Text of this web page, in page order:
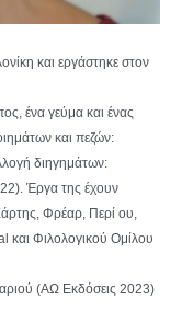
και εργάστηκε στον
ένα γεύμα και ένας
και πεζών:
διηγημάτων:
Έργα της έχουν
Φρέαρ, Περί ου,
Φιλολογικού Ομίλου
(ΑΩ Εκδόσεις 2023)